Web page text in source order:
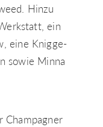
Hinzu
ein
eine Knigge-
sowie Minna
Champagner